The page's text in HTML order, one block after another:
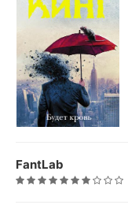
Новости сайта
Новости Кинга
Биография
О проекте
FantLab